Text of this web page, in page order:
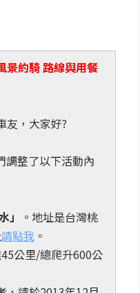
景約騎 路線與用餐
友，大家好?
調整了以下活動內
」
。地址是台灣桃
請點我 。
公里/總爬升600公